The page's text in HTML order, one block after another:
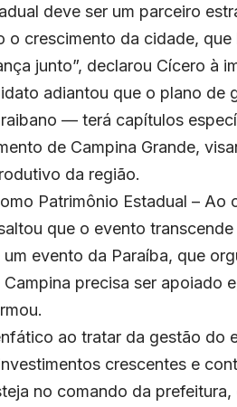
deve ser um parceiro
o crescimento da cidade,
junto”, declarou Cícero à
adiantou que o plano de
— terá capítulos
de Campina Grande,
da região.
Patrimônio Estadual – Ao
que o evento
um evento da Paraíba, que
precisa ser apoiado
ao tratar da gestão do
crescentes e
no comando da